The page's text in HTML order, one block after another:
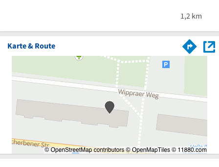
1,2 km
Karte & Route